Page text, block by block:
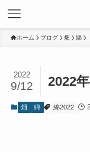
ホーム ブログ 畑 綿
2022
2022
9/12
畑 綿 綿2022